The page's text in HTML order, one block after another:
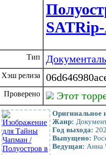
Тип
Хэш релиза
Проверено Этот
Оригинальное
Жанр:
Год выхода:
Выпущено:
Ведущая: Анна